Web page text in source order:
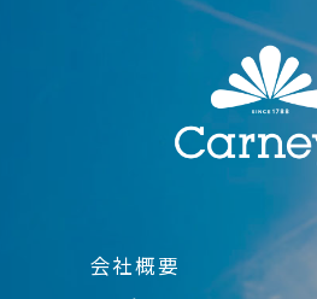
会社概要